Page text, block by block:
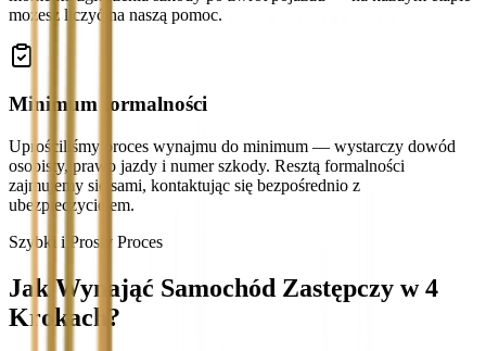
możesz liczyć na naszą pomoc.
Minimum formalności
Uprościliśmy proces wynajmu do minimum — wystarczy dowód
osobisty, prawo jazdy i numer szkody. Resztą formalności
zajmujemy się sami, kontaktując się bezpośrednio z
ubezpieczycielem.
Szybki i Prosty Proces
Jak Wynająć Samochód Zastępczy w 4
Krokach?